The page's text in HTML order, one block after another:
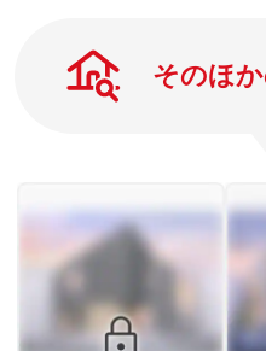
そのほ